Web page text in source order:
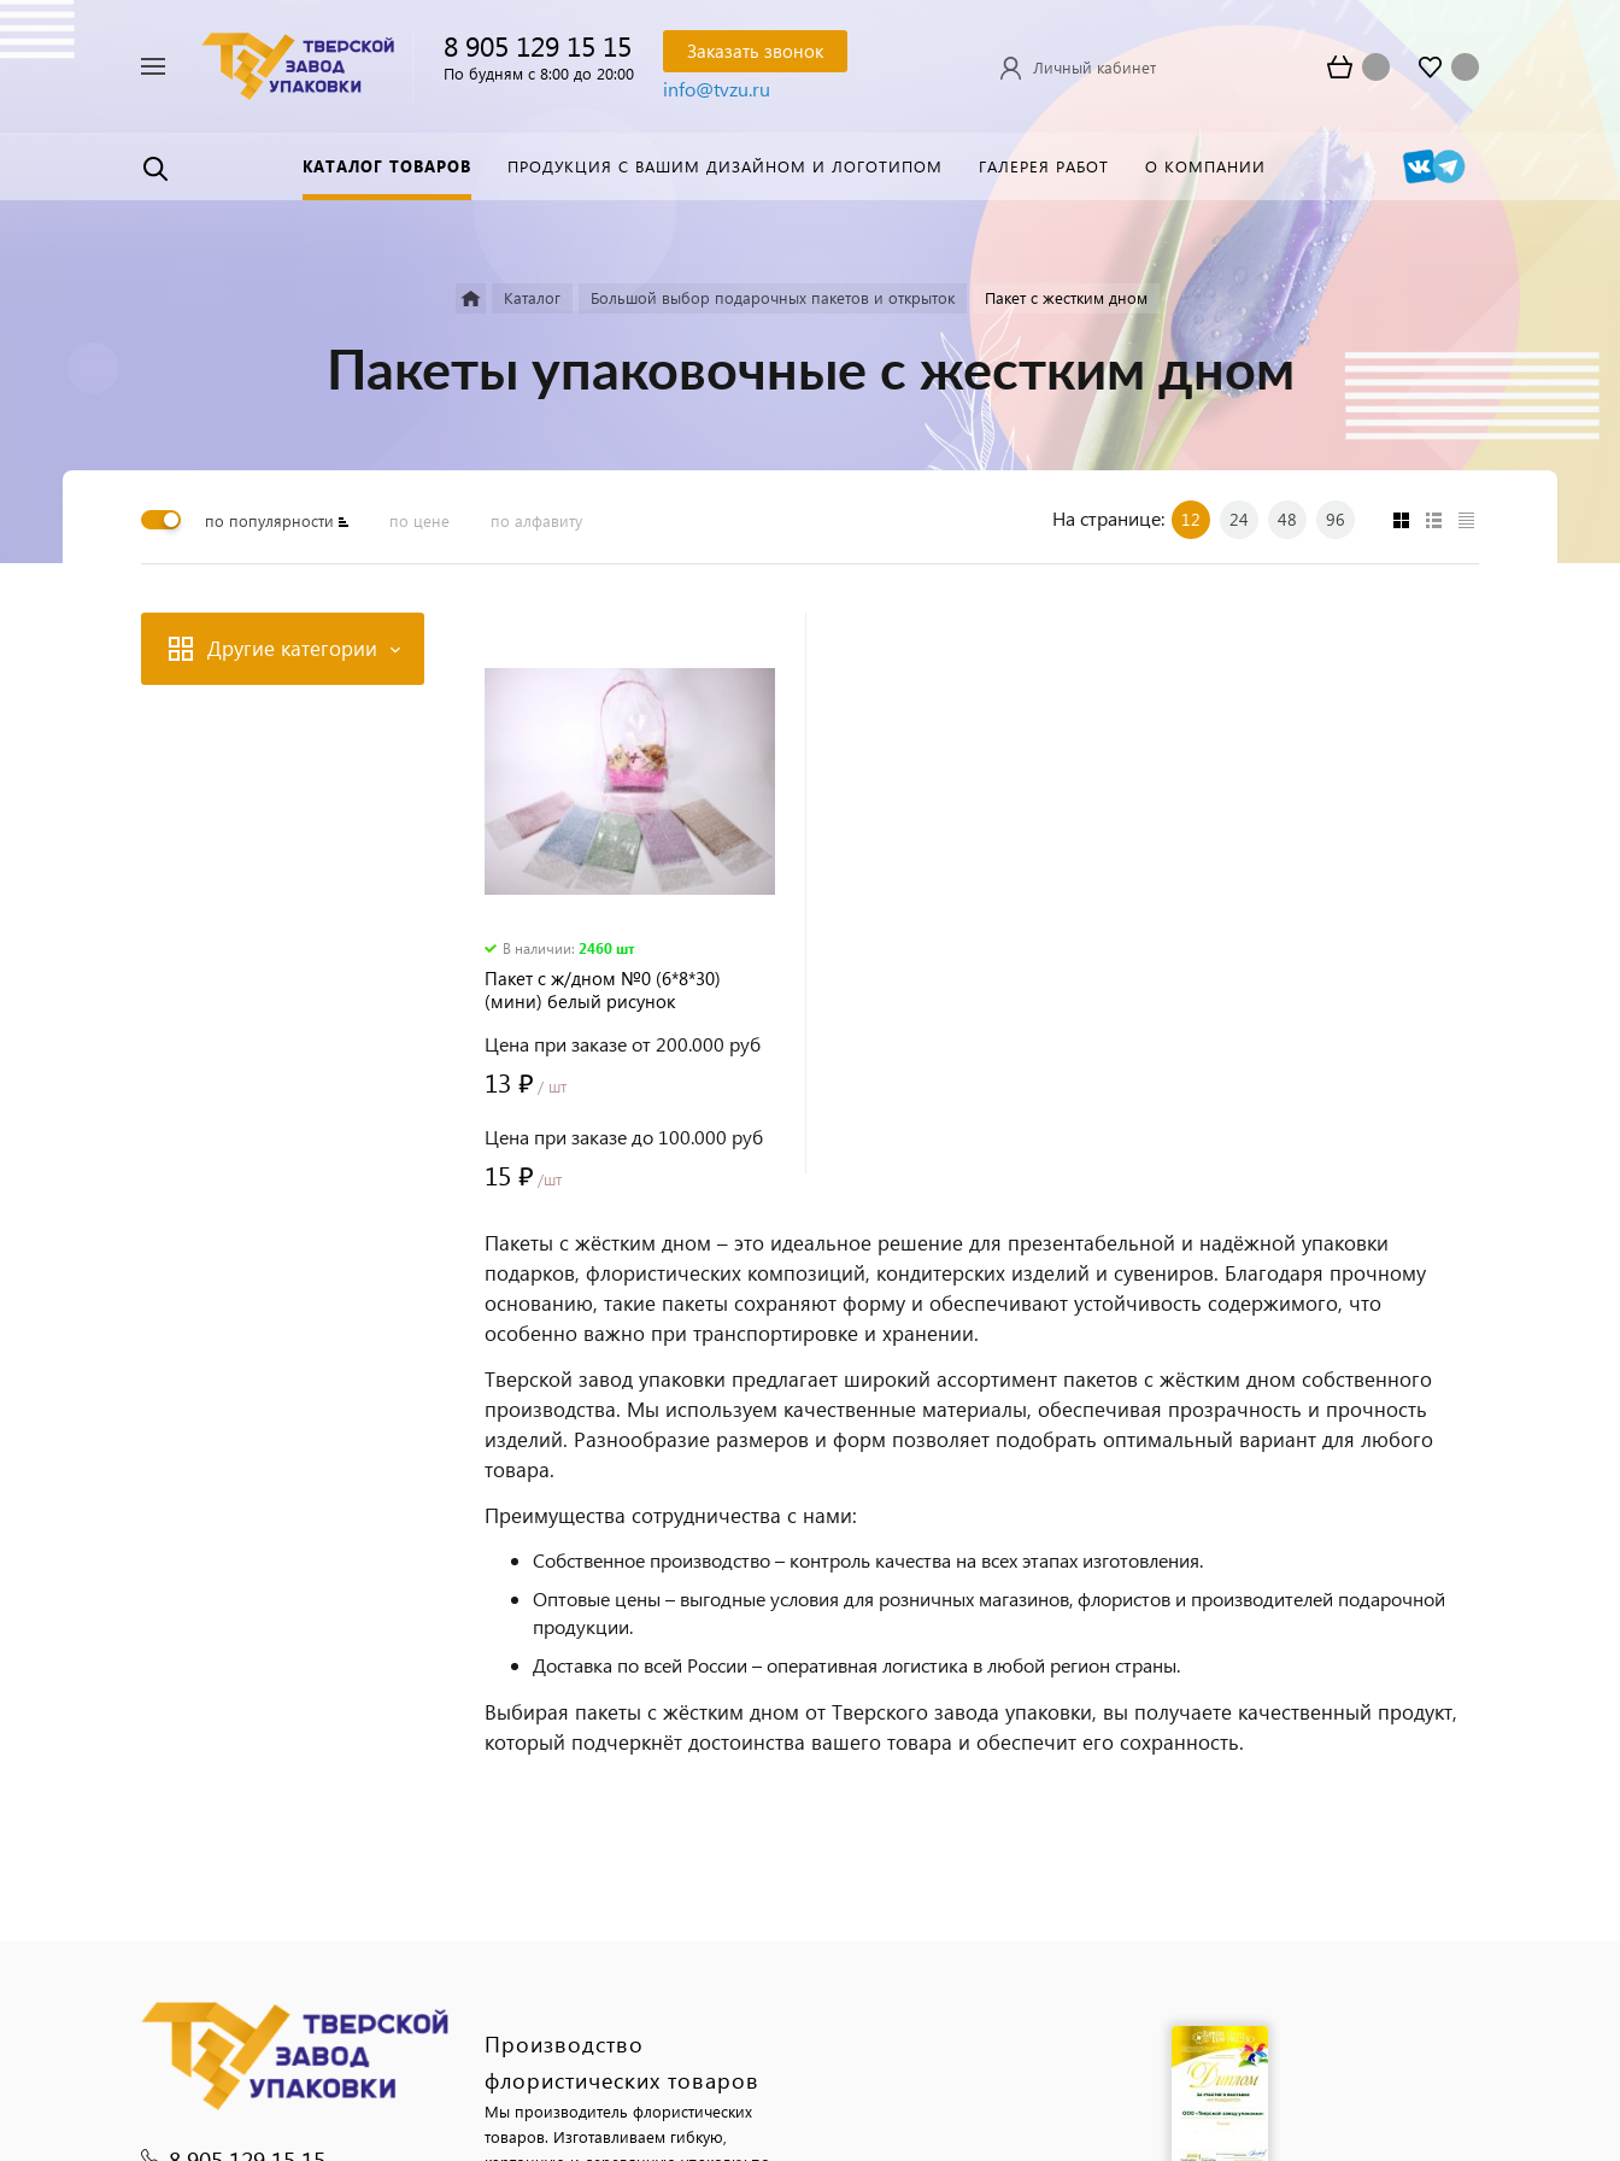
8 905 129 15 15
По будням с 8:00 до 20:00
Заказать звонок
info@tvzu.ru
Личный кабинет
КАТАЛОГ ТОВАРОВ ПРОДУКЦИЯ С ВАШИМ ДИЗАЙНОМ И ЛОГОТИПОМ ГАЛЕРЕЯ РАБОТ О КОМПАНИИ
Каталог Большой выбор подарочных пакетов и открыток Пакет с жестким дном
Пакеты упаковочные с жестким дном
по популярности по цене по алфавиту На странице: 12 24 48 96
Другие категории
В наличии: 2460 шт
Пакет с ж/дном №0 (6*8*30)
(мини) белый рисунок
Цена при заказе от 200.000 руб
13 ₽ / шт
Цена при заказе до 100.000 руб
15 ₽ /шт
Пакеты с жёстким дном – это идеальное решение для презентабельной и надёжной упаковки
подарков, флористических композиций, кондитерских изделий и сувениров. Благодаря прочному
основанию, такие пакеты сохраняют форму и обеспечивают устойчивость содержимого, что
особенно важно при транспортировке и хранении.
Тверской завод упаковки предлагает широкий ассортимент пакетов с жёстким дном собственного
производства. Мы используем качественные материалы, обеспечивая прозрачность и прочность
изделий. Разнообразие размеров и форм позволяет подобрать оптимальный вариант для любого
товара.
Преимущества сотрудничества с нами:
Собственное производство – контроль качества на всех этапах изготовления.
Оптовые цены – выгодные условия для розничных магазинов, флористов и производителей подарочной
продукции.
Доставка по всей России – оперативная логистика в любой регион страны.
Выбирая пакеты с жёстким дном от Тверского завода упаковки, вы получаете качественный продукт,
который подчеркнёт достоинства вашего товара и обеспечит его сохранность.
Производство
флористических товаров
Мы производитель флористических
товаров. Изготавливаем гибкую,